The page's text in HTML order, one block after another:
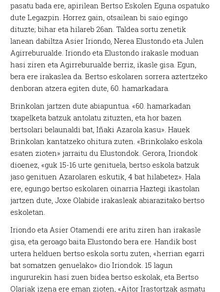
pasatu bada ere, apirilean Bertso Eskolen Eguna ospatuko
dute Legazpin. Horrez gain, otsailean bi saio egingo
dituzte; bihar eta hilareb 26an. Taldea sortu zenetik
lanean dabiltza Asier Iriondo, Nerea Elustondo eta Julen
Agirreburualde. Iriondo eta Elustondo irakasle moduan
hasi ziren eta Agirreburualde berriz, ikasle gisa. Egun,
bera ere irakaslea da. Bertso eskolaren sorrera aztertzeko
denboran atzera egiten dute, 60. hamarkadara.
Brinkolan jartzen dute abiapuntua. «60. hamarkadan
txapelketa batzuk antolatu zituzten, eta hor bazen
bertsolari belaunaldi bat, Iñaki Azarola kasu». Hauek
Brinkolan kantatzeko ohitura zuten. «Brinkolako eskola
esaten zioten» jarraitu du Elustondok. Gerora, Iriondok
dioenez, «guk 15-16 urte genituela, bertso eskola batzuk
jaso genituen Azarolaren eskutik, 4 bat hilabetez». Hala
ere, egungo bertso eskolaren oinarria Haztegi ikastolan
jartzen dute, Joxe Olabide irakasleak abiarazitako bertso
eskoletan.
Iriondo eta Asier Otamendi ere aritu ziren han irakasle
gisa, eta geroago baita Elustondo bera ere. Handik bost
urtera helduen bertso eskola sortu zuten, «herrian egarri
bat somatzen genuelako» dio Iriondok. 15 lagun
ingururekin hasi zuen bidea bertso eskolak, eta Bertso
Olariak izena ere eman zioten, «Aitor Irastortzak asmatu